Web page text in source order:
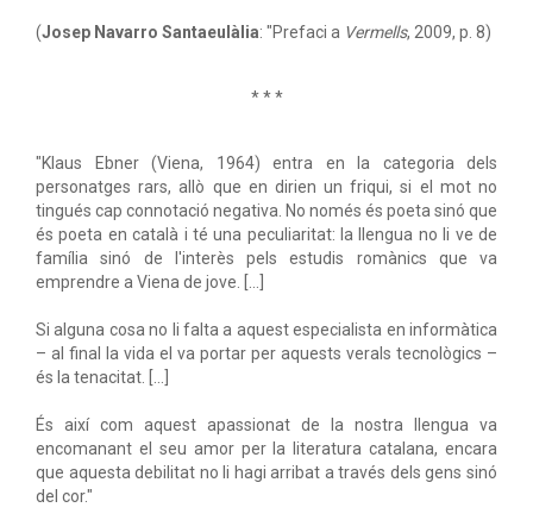
(Josep Navarro Santaeulàlia: "Prefaci a Vermells, 2009, p. 8)
* * *
"Klaus Ebner (Viena, 1964) entra en la categoria dels
personatges rars, allò que en dirien un friqui, si el mot no
tingués cap connotació negativa. No només és poeta sinó que
és poeta en català i té una peculiaritat: la llengua no li ve de
família sinó de l'interès pels estudis romànics que va
emprendre a Viena de jove. [...]
Si alguna cosa no li falta a aquest especialista en informàtica
– al final la vida el va portar per aquests verals tecnològics –
és la tenacitat. [...]
És així com aquest apassionat de la nostra llengua va
encomanant el seu amor per la literatura catalana, encara
que aquesta debilitat no li hagi arribat a través dels gens sinó
del cor."